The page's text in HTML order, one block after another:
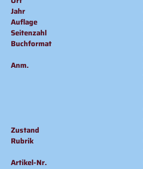
Jahr
Auflage
Seitenzahl
Buchformat
Anm.
Zustand
Rubrik
Artikel-Nr.